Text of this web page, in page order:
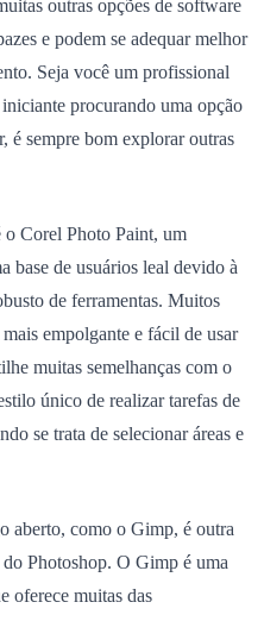
outras opções de software
e podem se adequar melhor
Seja você um profissional
procurando uma opção
é sempre bom explorar outras
o Corel Photo Paint, um
base de usuários leal devido à
de ferramentas. Muitos
empolgante e fácil de usar
muitas semelhanças com o
único de realizar tarefas de
se trata de selecionar áreas e
aberto, como o Gimp, é outra
Photoshop. O Gimp é uma
oferece muitas das